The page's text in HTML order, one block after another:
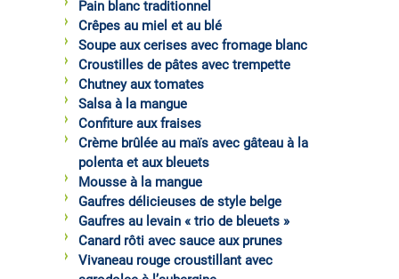
Pain blanc traditionnel
Crêpes au miel et au blé
Soupe aux cerises avec fromage blanc
Croustilles de pâtes avec trempette
Chutney aux tomates
Salsa à la mangue
Confiture aux fraises
Crème brûlée au maïs avec gâteau à la
polenta et aux bleuets
Mousse à la mangue
Gaufres délicieuses de style belge
Gaufres au levain « trio de bleuets »
Canard rôti avec sauce aux prunes
Vivaneau rouge croustillant avec